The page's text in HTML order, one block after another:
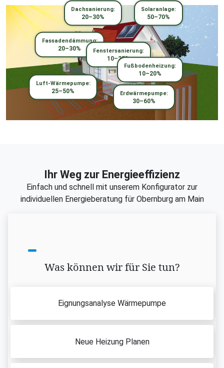
Dachsanierung:
20–30%
Solaranlage:
50–70%
Fassadendämmung:
20–30% Fenstersanierung:
10–25%
Fußbodenheizung:
10–20%
Luft-Wärmepumpe:
25–50% Erdwärmepumpe:
30–60%
Ihr Weg zur Energieeffizienz
Einfach und schnell mit unserem Konfigurator zur
individuellen Energieberatung für Obernburg am Main
Was können wir für Sie tun?
Eignungsanalyse Wärmepumpe
Neue Heizung Planen